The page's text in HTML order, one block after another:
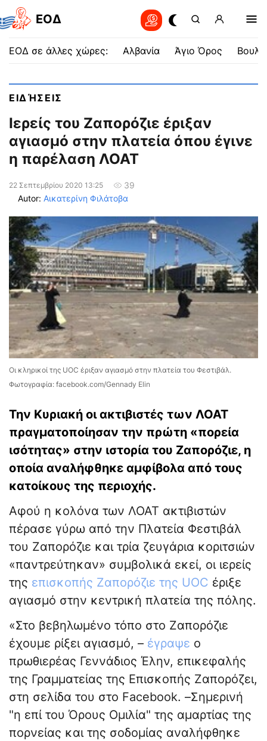
EOΔ
ΕΟΔ σε άλλες χώρες: Αλβανία Άγιο Όρος
ΕΙΔΉΣΕΙΣ
Ιερείς του Ζαπορόζιε έριξαν
αγιασμό στην πλατεία όπου έγινε
η παρέλαση ΛΟΑΤ
22 Σεπτεμβρίου 2020 13:25
39
Autor: Αικατερίνη Φιλάτοβα
Οι κληρικοί της UOC έριξαν αγιασμό στην πλατεία του Φεστιβάλ.
Φωτογραφία: facebook.com/Gennady Elin
Την Κυριακή οι ακτιβιστές των ΛΟΑΤ
πραγματοποίησαν την πρώτη «πορεία
ισότητας» στην ιστορία του Ζαπορόζιε, η
οποία αναλήφθηκε αμφίβολα από τους
κατοίκους της περιοχής.
Αφού η κολόνα των ΛΟΑΤ ακτιβιστών
πέρασε γύρω από την Πλατεία Φεστιβάλ
του Ζαπορόζιε και τρία ζευγάρια κοριτσιών
«παντρεύτηκαν» συμβολικά εκεί, οι ιερείς
της επισκοπής Ζαπορόζιε της UOC έριξε
αγιασμό στην κεντρική πλατεία της πόλης.
«Στο βεβηλωμένο τόπο στο Ζαπορόζιε
έχουμε ρίξει αγιασμό, – έγραψε ο
πρωθιερέας Γεννάδιος Έλην, επικεφαλής
της Γραμματείας της Επισκοπής Ζαπορόζει,
στη σελίδα του στο Facebook. –Σημερινή
"η επί του Όρους Ομιλία" της αμαρτίας της
πορνείας και της σοδομίας αναλήφθηκε